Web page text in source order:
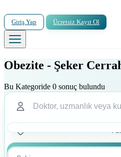
Giriş Yap Ücretsiz Kayıt Ol
Obezite - Şeker
Bu Kategoride 0 sonuç bulundu